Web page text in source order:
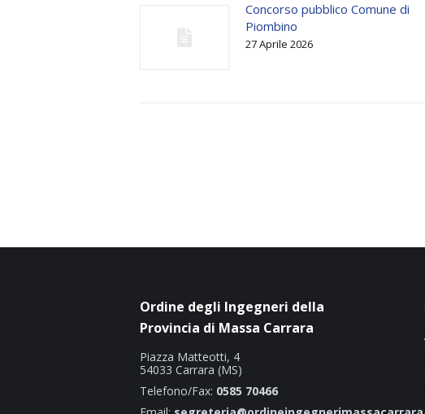
Concorso pubblico Comune di
Piombino
27 Aprile 2026
Ordine degli Ingegneri della
Provincia di Massa Carrara
Piazza Matteotti, 4
54033 Carrara (MS)
Telefono/Fax: 0585 70466